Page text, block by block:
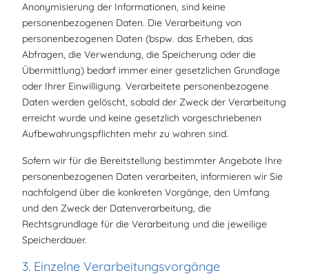
Anonymisierung der Informationen, sind keine
personenbezogenen Daten. Die Verarbeitung von
personenbezogenen Daten (bspw. das Erheben, das
Abfragen, die Verwendung, die Speicherung oder die
Übermittlung) bedarf immer einer gesetzlichen Grundlage
oder Ihrer Einwilligung. Verarbeitete personenbezogene
Daten werden gelöscht, sobald der Zweck der Verarbeitung
erreicht wurde und keine gesetzlich vorgeschriebenen
Aufbewahrungspflichten mehr zu wahren sind.
Sofern wir für die Bereitstellung bestimmter Angebote Ihre
personenbezogenen Daten verarbeiten, informieren wir Sie
nachfolgend über die konkreten Vorgänge, den Umfang
und den Zweck der Datenverarbeitung, die
Rechtsgrundlage für die Verarbeitung und die jeweilige
Speicherdauer.
3. Einzelne Verarbeitungsvorgänge